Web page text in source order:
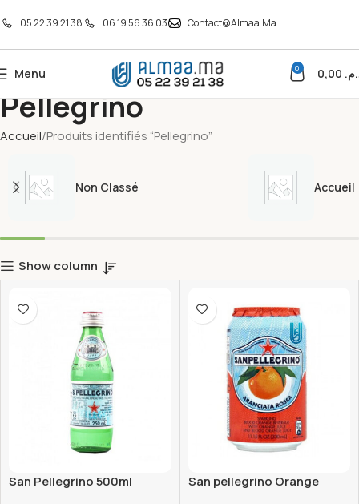
05 22 39 21 38 06 19 56 36 03 Contact@almaa.ma
Menu 0
Pellegrino
Accueil Produits identifiés “Pellegrino”
Non Classé Accueil
Show column
San Pellegrino 500ml
San pellegrino Orange